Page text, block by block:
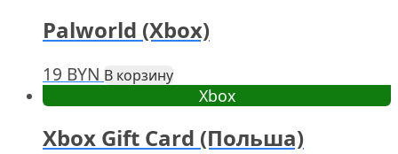
Palworld (Xbox)
19 BYN В корзину
Xbox
Xbox Gift Card (Польша)